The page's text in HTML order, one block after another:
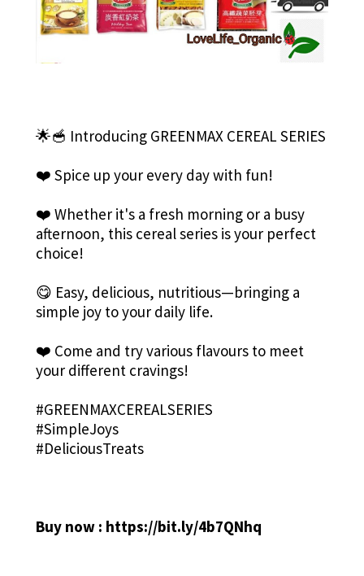
🌟🥣 Introducing GREENMAX CEREAL SERIES
❤️ Spice up your every day with fun!
❤️ Whether it's a fresh morning or a busy
afternoon, this cereal series is your perfect
choice!
😋 Easy, delicious, nutritious—bringing a
simple joy to your daily life.
❤️ Come and try various flavours to meet
your different cravings!
#GREENMAXCEREALSERIES
#SimpleJoys
#DeliciousTreats
Buy now : https://bit.ly/4b7QNhq